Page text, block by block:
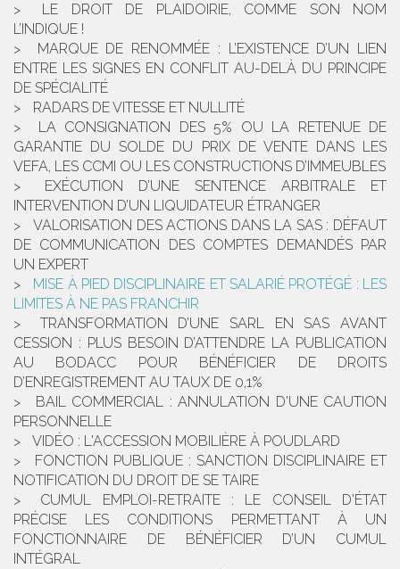
LE DROIT DE PLAIDOIRIE, COMME SON NOM
L’INDIQUE !
MARQUE DE RENOMMÉE : L’EXISTENCE D’UN LIEN
ENTRE LES SIGNES EN CONFLIT AU-DELÀ DU PRINCIPE
DE SPÉCIALITÉ
RADARS DE VITESSE ET NULLITÉ
LA CONSIGNATION DES 5% OU LA RETENUE DE
GARANTIE DU SOLDE DU PRIX DE VENTE DANS LES
VEFA, LES CCMI OU LES CONSTRUCTIONS D’IMMEUBLES
EXÉCUTION D’UNE SENTENCE ARBITRALE ET
INTERVENTION D’UN LIQUIDATEUR ÉTRANGER
VALORISATION DES ACTIONS DANS LA SAS : DÉFAUT
DE COMMUNICATION DES COMPTES DEMANDÉS PAR
UN EXPERT
MISE À PIED DISCIPLINAIRE ET SALARIÉ PROTÉGÉ : LES
LIMITES À NE PAS FRANCHIR
TRANSFORMATION D’UNE SARL EN SAS AVANT
CESSION : PLUS BESOIN D’ATTENDRE LA PUBLICATION
AU BODACC POUR BÉNÉFICIER DE DROITS
D’ENREGISTREMENT AU TAUX DE 0,1%
BAIL COMMERCIAL : ANNULATION D'UNE CAUTION
PERSONNELLE
VIDÉO : L'ACCESSION MOBILIÈRE À POUDLARD
FONCTION PUBLIQUE : SANCTION DISCIPLINAIRE ET
NOTIFICATION DU DROIT DE SE TAIRE
CUMUL EMPLOI-RETRAITE : LE CONSEIL D'ÉTAT
PRÉCISE LES CONDITIONS PERMETTANT À UN
FONCTIONNAIRE DE BÉNÉFICIER D’UN CUMUL
INTÉGRAL